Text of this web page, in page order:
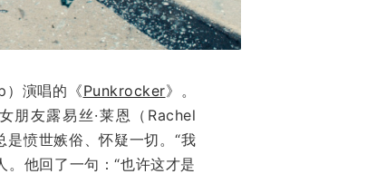
演唱的《Punkrocker》。
朋友露易丝·莱恩（Rachel
是愤世嫉俗、怀疑一切。“我
。他回了一句：“也许这才是